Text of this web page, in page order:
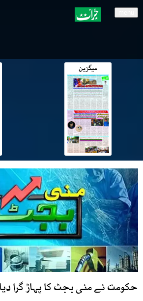
میگزین
حکومت نے منی بجٹ کا پہاڑ گرا